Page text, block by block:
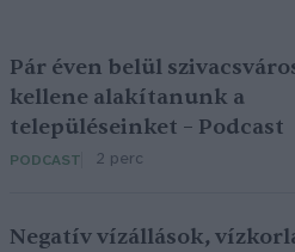
Pár éven belül
kellene alakítanunk a
településeinket – Podcast
PODCAST 2 perc
Negatív vízállások,